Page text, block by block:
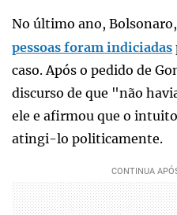
No último ano, Bolsonaro,
pessoas foram indiciadas
caso. Após o pedido de
discurso de que "não
ele e afirmou que o
atingi-lo politicamente.